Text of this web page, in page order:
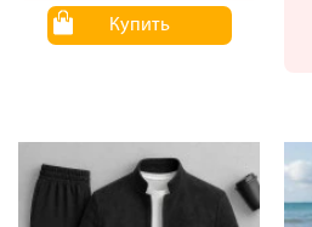
Купить